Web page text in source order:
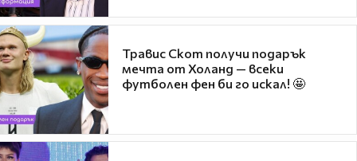
Травис Скот получи подарък
мечта от Холанд — всеки
футболен фен би го искал! 🤩